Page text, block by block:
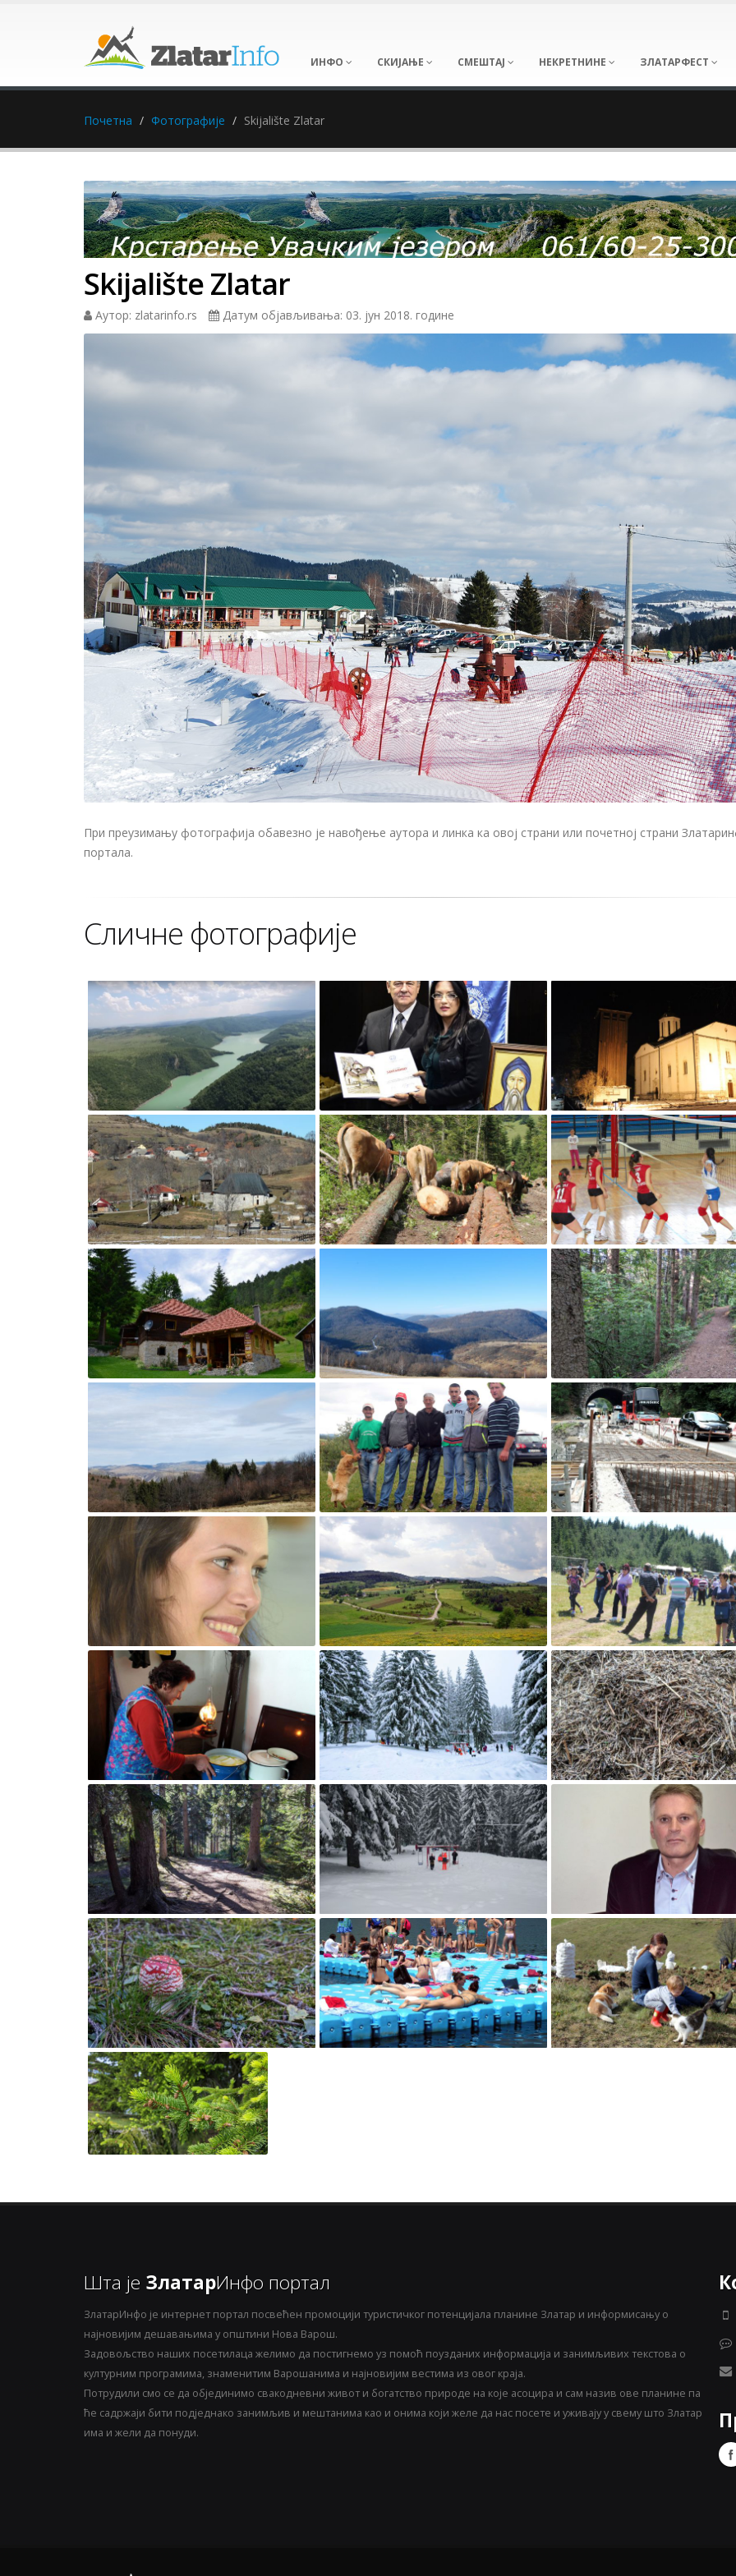
ИНФО СКИЈАЊЕ СМЕШТАЈ НЕКРЕТНИНЕ ЗЛАТАРФЕСТ
Почетна Фотографије Skijalište Zlatar
Skijalište Zlatar
Аутор: zlatarinfo.rs Датум објављивања: 03. јун 2018. године
При преузимању фотографија обавезно је навођење аутора и линка ка овој страни или почетној страни
портала.
Сличне фотографије
Шта је ЗлатарИнфо портал
ЗлатарИнфо је интернет портал посвећен промоцији туристичког потенцијала планине Златар и информисању о
најновијим дешавањима у општини Нова Варош.
Задовољство наших посетилаца желимо да постигнемо уз помоћ поузданих информација и занимљивих текстова о
културним програмима, знаменитим Варошанима и најновијим вестима из овог краја.
Потрудили смо се да објединимо свакодневни живот и богатство природе на које асоцира и сам назив ове планине па
ће садржаји бити подједнако занимљив и мештанима као и онима који желе да нас посете и уживају у свему што Златар
има и жели да понуди.